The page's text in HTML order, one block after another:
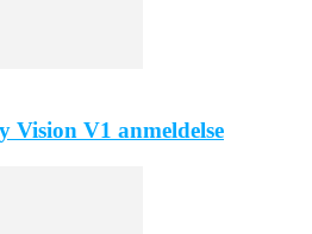
Vision V1 anmeldelse